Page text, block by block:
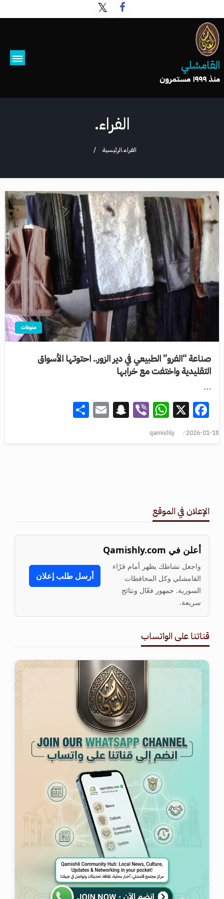
القامشلي
منذ ١٩٩٩ مستمرون
الفراء.
الرئيسيةالفراء.
منوعات
صناعة “الفرو” الطبيعي في دير الزور.. احتوتها الأسواق
التقليدية واختفت مع خرابها
…
Facebook
X
WhatsApp
Viber
Snapchat
Email
2026-01-18
qamishly
الإعلان في الموقع
أعلن في Qamishly.com
واجعل نشاطك يظهر أمام قرّاء
القامشلي وكل المحافظات
السورية. جمهور فعّال ونتائج
سريعة.
أرسل طلب إعلان
قناتنا على الواتساب